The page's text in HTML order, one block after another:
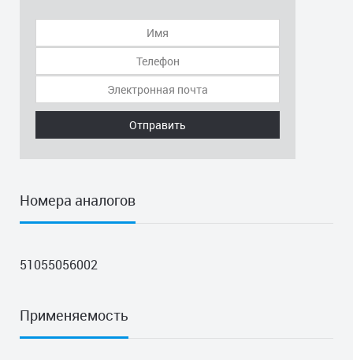
Отправить
Номера аналогов
51055056002
Применяемость